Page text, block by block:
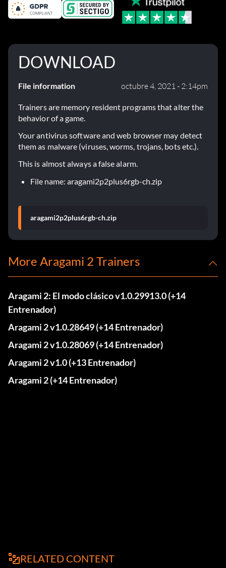
DOWNLOAD
File information octubre 4, 2021 - 2:14pm
Trainers are memory resident programs that alter the
behavior of a game.
Your antivirus software and web browser may detect
them as malware (viruses, worms, trojans, bots etc.).
This is almost always a false alarm.
File name: aragami2p2plus6rgb-ch.zip
aragami2p2plus6rgb-ch.zip
More Aragami 2 Trainers
Aragami 2: El modo clásico v1.0.29913.0 (+14
Entrenador)
Aragami 2 v1.0.28649 (+14 Entrenador)
Aragami 2 v1.0.28069 (+14 Entrenador)
Aragami 2 v1.0 (+13 Entrenador)
Aragami 2 (+14 Entrenador)
RELATED CONTENT